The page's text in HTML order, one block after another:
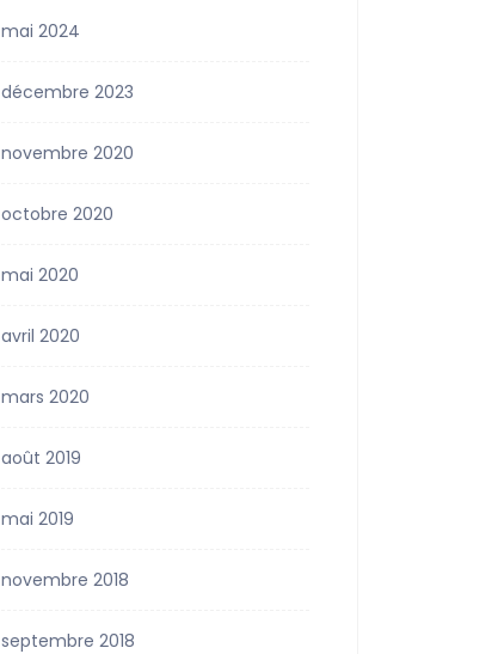
mai 2024
décembre 2023
novembre 2020
octobre 2020
mai 2020
avril 2020
mars 2020
août 2019
mai 2019
novembre 2018
septembre 2018